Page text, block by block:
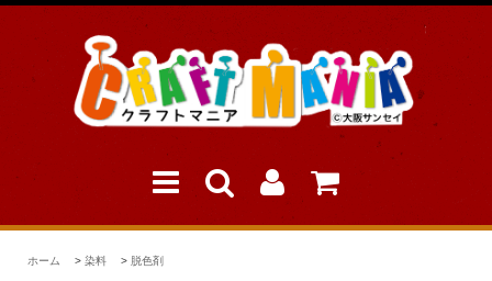
ホーム > 染料 > 脱色剤